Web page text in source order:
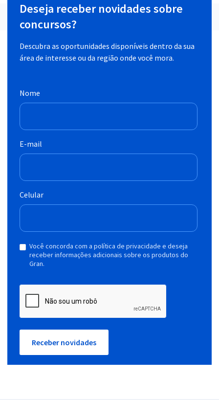
Deseja receber novidades sobre
concursos?
Descubra as oportunidades disponíveis dentro da sua
área de interesse ou da região onde você mora.
Nome
E-mail
Celular
Você concorda com a política de privacidade e deseja
receber informações adicionais sobre os produtos do
Gran.
Receber novidades